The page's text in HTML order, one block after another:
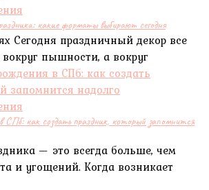
какие форматы выбирают сегодня
Сегодня праздничный декор все
пышности, а вокруг
СПб: как создать праздник, который запомнится
— это всегда больше, чем
и угощений. Когда возникает